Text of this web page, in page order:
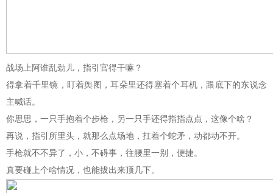
战场上阿谁乱劲儿，指引官得干嘛？
得拿着千里镜，盯着舆图，耳朵里还得塞着个耳机，跟底下的东说念
主喊话。
你思思，一只手抱着个步枪，另一只手还得指指点点，这像个啥？
再说，指引所里头，就那么点场地，扛着个蛇矛，动都动不开。
手枪就不不异了，小，不碍事，往腰里一别，便捷。
真要碰上个啥情况，也能拔出来顶几下。